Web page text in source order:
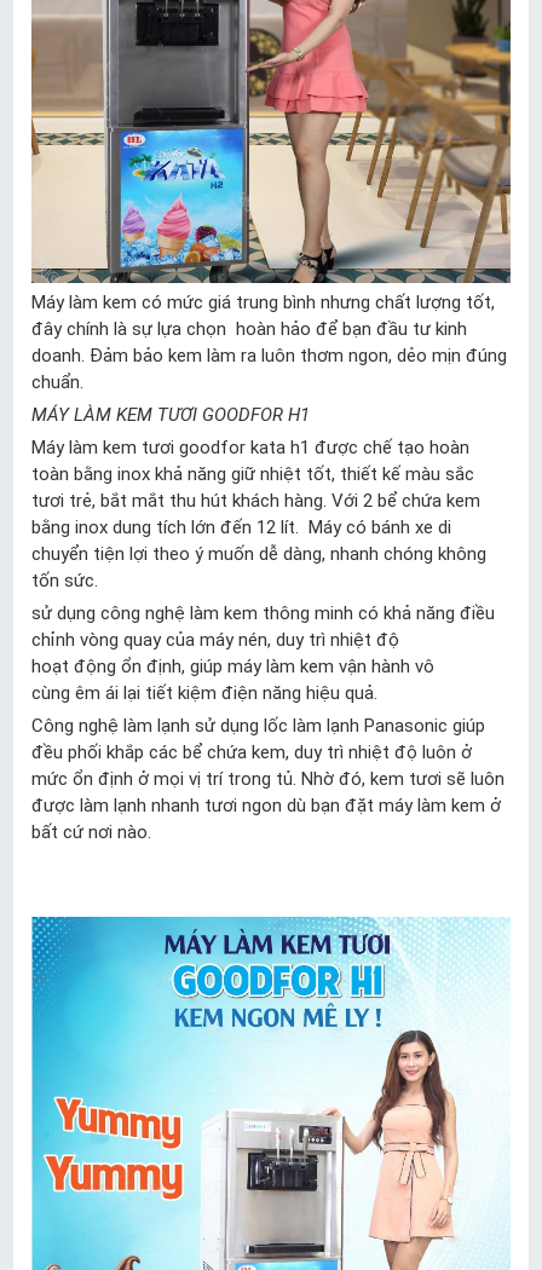
Máy làm kem có mức giá trung bình nhưng chất lượng tốt,
đây chính là sự lựa chọn hoàn hảo để bạn đầu tư kinh
doanh. Đảm bảo kem làm ra luôn thơm ngon, dẻo mịn đúng
chuẩn.
MÁY LÀM KEM TƯƠI GOODFOR H1
Máy làm kem tươi goodfor kata h1 được chế tạo hoàn
toàn bằng inox khả năng giữ nhiệt tốt, thiết kế màu sắc
tươi trẻ, bắt mắt thu hút khách hàng. Với 2 bể chứa kem
bằng inox dung tích lớn đến 12 lít. Máy có bánh xe di
chuyển tiện lợi theo ý muốn dễ dàng, nhanh chóng không
tốn sức.
sử dụng công nghệ làm kem thông minh có khả năng điều
chỉnh vòng quay của máy nén, duy trì nhiệt độ
hoạt động ổn định, giúp máy làm kem vận hành vô
cùng êm ái lại tiết kiệm điện năng hiệu quả.
Công nghệ làm lạnh sử dụng lốc làm lạnh Panasonic giúp
đều phối khắp các bể chứa kem, duy trì nhiệt độ luôn ở
mức ổn định ở mọi vị trí trong tủ. Nhờ đó, kem tươi sẽ luôn
được làm lạnh nhanh tươi ngon dù bạn đặt máy làm kem ở
bất cứ nơi nào.